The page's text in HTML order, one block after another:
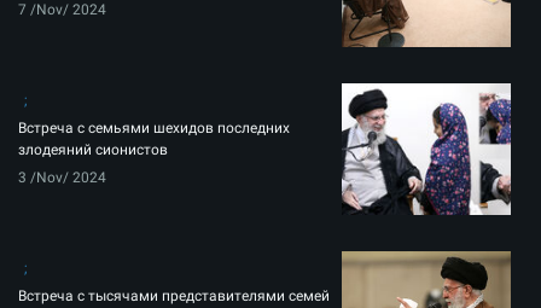
7 /Nov/ 2024
Встреча с семьями шехидов последних
злодеяний сионистов
3 /Nov/ 2024
Встреча с тысячами представителями семей